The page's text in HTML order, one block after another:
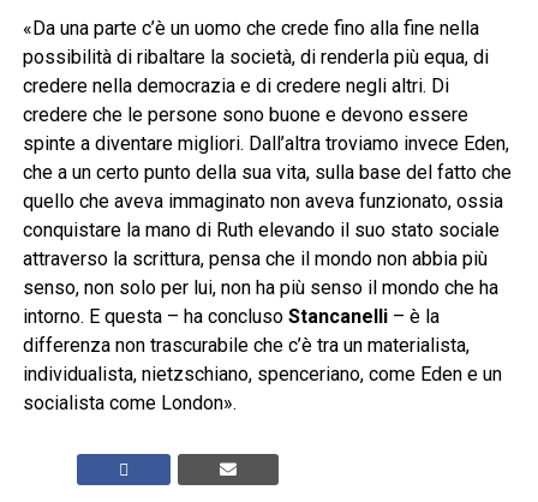
«Da una parte c’è un uomo che crede fino alla fine nella
possibilità di ribaltare la società, di renderla più equa, di
credere nella democrazia e di credere negli altri. Di
credere che le persone sono buone e devono essere
spinte a diventare migliori. Dall’altra troviamo invece Eden,
che a un certo punto della sua vita, sulla base del fatto che
quello che aveva immaginato non aveva funzionato, ossia
conquistare la mano di Ruth elevando il suo stato sociale
attraverso la scrittura, pensa che il mondo non abbia più
senso, non solo per lui, non ha più senso il mondo che ha
intorno. E questa – ha concluso Stancanelli– è la
differenza non trascurabile che c’è tra un materialista,
individualista, nietzschiano, spenceriano, come Eden e un
socialista come London».